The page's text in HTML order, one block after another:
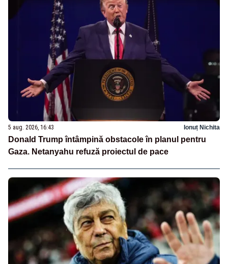
5 aug. 2026, 16:43 Ionuț Nichita
Donald Trump întâmpină obstacole în planul pentru
Gaza. Netanyahu refuză proiectul de pace